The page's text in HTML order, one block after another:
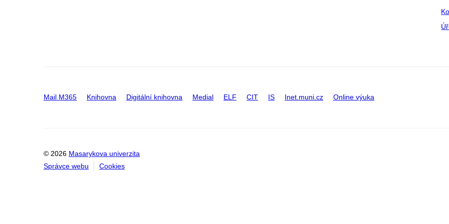
Mail M365 Knihovna Digitální knihovna Medial ELF CIT IS Inet.muni.cz Online výuka
© 2026 Masarykova univerzita
Správce webu
Cookies